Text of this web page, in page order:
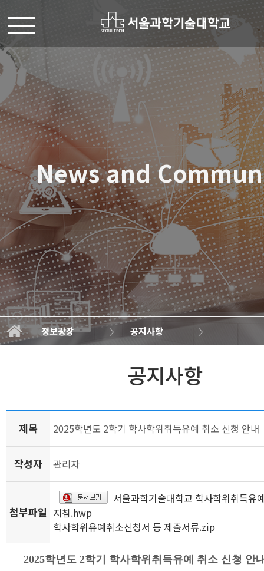
News and
정보광장 공지사항
학과소개
교육과정
정보광장
대학원
공지사항
학사일정
학과소식
취업정보
공지사항
제목 2025학년도 2학기 학사학위취득유예 취소 신청 안내
작성자 관리자
첨부파일
서울과학기술대학교 학사학위취득유
지침.hwp
학사학위유예취소신청서 등 제출서류.zip
2025학년도 2학기 학사학위취득유예 취소 신청 안